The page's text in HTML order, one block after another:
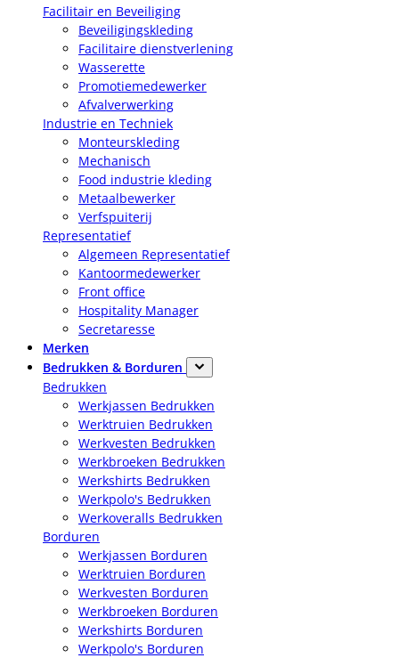
Facilitair en Beveiliging
Beveiligingskleding
Facilitaire dienstverlening
Wasserette
Promotiemedewerker
Afvalverwerking
Industrie en Techniek
Monteurskleding
Mechanisch
Food industrie kleding
Metaalbewerker
Verfspuiterij
Representatief
Algemeen Representatief
Kantoormedewerker
Front office
Hospitality Manager
Secretaresse
Merken
Bedrukken & Borduren
Bedrukken
Werkjassen Bedrukken
Werktruien Bedrukken
Werkvesten Bedrukken
Werkbroeken Bedrukken
Werkshirts Bedrukken
Werkpolo's Bedrukken
Werkoveralls Bedrukken
Borduren
Werkjassen Borduren
Werktruien Borduren
Werkvesten Borduren
Werkbroeken Borduren
Werkshirts Borduren
Werkpolo's Borduren